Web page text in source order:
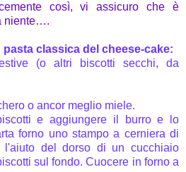
così, vi assicuro che è
niente….
classica del cheese-cake:
(o altri biscotti secchi, da
o ancor meglio miele.
e aggiungere il burro e lo
forno uno stampo a cerniera di
l'aiuto del dorso di un cucchiaio
sul fondo. Cuocere in forno a